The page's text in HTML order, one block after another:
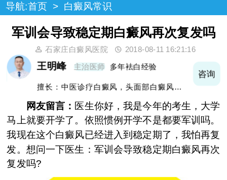
导航:首页 > 白癜风常识
军训会导致稳定期白癜风再次复发吗
石家庄白癜风医院 2018-08-11 16:21:16
王明峰 主治医师 多年袪白经验
擅长：中医诊疗白癜风，头面部白癜风，青
咨询
网友留言： 医生你好，我是今年的考生，大学
马上就要开学了。依照惯例开学不是都要军训吗。
我现在这个白癜风已经进入到稳定期了，我怕再复
发。想问一下医生：军训会导致稳定期白癜风再次
复发吗?